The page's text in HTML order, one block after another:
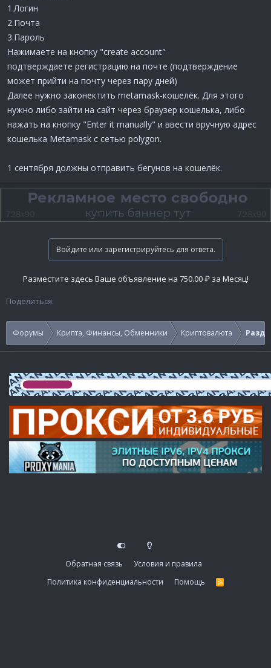
1.Логин
2.Почта
3.Пароль
Нажимаете на кнопку "create account"
подтверждаете регистрацию на почте (подтверждение
может прийти на почту через пару дней)
Далее нужно законектить metamask-кошелёк. Для этого
нужно либо зайти на сайт через браузер кошелька, либо
нажать на кнопку "Enter it manually" и ввести вручную адрес
кошелька Metamask с сетью polygon.
1 сентября должны отправить бегунов на кошелёк.
Войдите или зарегистрируйтесь для ответа.
Разместите здесь Ваше объявление на 750.00 ₽ за Месяц!
Поделиться:
Форумы Крипта, Финансы, Обменники Криптовалюта
Обратная связь
Условия и правила
Политика конфиденциальности
Помощь
R